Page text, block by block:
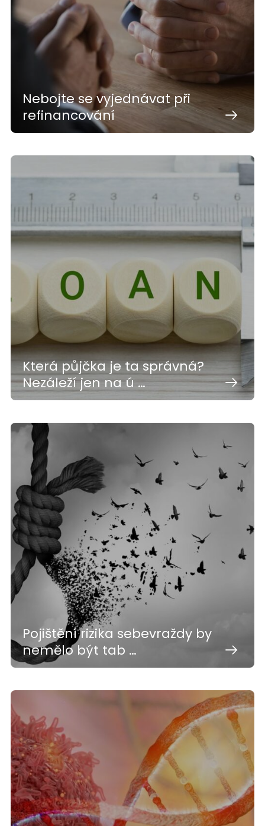
Nebojte se vyjednávat při
refinancování
Která půjčka je ta správná?
Nezáleží jen na ú …
Pojištění rizika sebevraždy by
nemělo být tab …